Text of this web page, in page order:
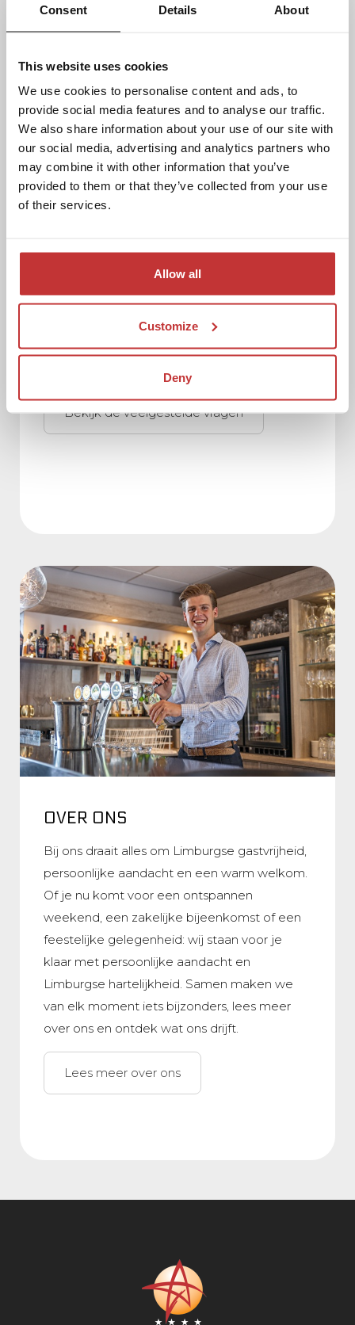
Consent Details About
This website uses cookies
We use cookies to personalise content and ads, to
provide social media features and to analyse our traffic.
We also share information about your use of our site with
our social media, advertising and analytics partners who
may combine it with other information that you’ve
provided to them or that they’ve collected from your use
of their services.
Allow all
Customize
Deny
VEELGESTELDE VRAGEN
We begrijpen dat je misschien met vragen zit,
en de kans is groot dat we die al eens eerder
hebben beantwoord. Daarom hebben we
een overzicht samengesteld van de meest
gestelde vragen, inclusief duidelijke
antwoorden. Neem gerust een kijkje; wie
Mocht je andere vragen hebben of meer
informatie wensen, dan staan onze collega’s
van de receptie voor je klaar. Je ze bereiken
via het telefoonnummer0478 511 466of via
Bekijk de veelgestelde vragen
OVER ONS
Bij ons draait alles om Limburgse gastvrijheid,
persoonlijke aandacht en een warm welkom.
Of je nu komt voor een ontspannen
weekend, een zakelijke bijeenkomst of een
feestelijke gelegenheid: wij staan voor je
klaar met persoonlijke aandacht en
Limburgse hartelijkheid. Samen maken we
van elk moment iets bijzonders, lees meer
over ons en ontdek wat ons drijft.
Lees meer over ons